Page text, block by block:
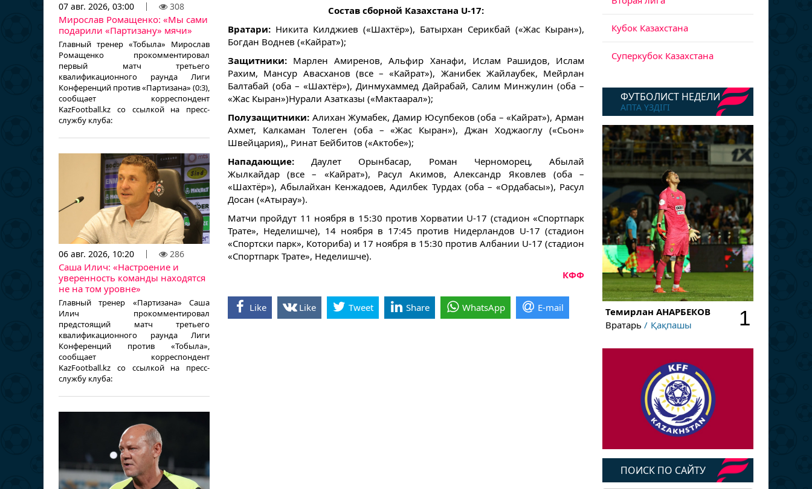
07 авг. 2026, 03:00 308
Мирослав Ромащенко: «Мы сами
подарили «Партизану» мячи»
Главный тренер «Тобыла» Мирослав
Ромащенко прокомментировал
первый матч третьего
квалификационного раунда Лиги
Конференций против «Партизана» (0:3),
сообщает корреспондент
KazFootball.kz со ссылкой на пресс-
службу клуба:
06 авг. 2026, 10:20 286
Саша Илич: «Настроение и
уверенность команды находятся
не на том уровне»
Главный тренер «Партизана» Саша
Илич прокомментировал
предстоящий матч третьего
квалификационного раунда Лиги
Конференций против «Тобыла»,
сообщает корреспондент
KazFootball.kz со ссылкой на пресс-
службу клуба:
Состав сборной Казахстана U-17:
Вратари: Никита Килджиев («Шахтёр»), Батырхан Серикбай («Жас Кыран»),
Богдан Воднев («Кайрат»);
Защитники: Марлен Амиренов, Альфир Ханафи, Ислам Рашидов, Ислам
Рахим, Мансур Авасханов (все – «Кайрат»), Жанибек Жайлаубек, Мейрлан
Балтабай (оба – «Шахтёр»), Динмухаммед Дайрабай, Салим Минжулин (оба –
«Жас Кыран»)Нурали Азатказы («Мактаарал»);
Полузащитники: Алихан Жумабек, Дамир Юсупбеков (оба – «Кайрат»), Арман
Ахмет, Калкаман Толеген (оба – «Жас Кыран»), Джан Ходжаоглу («Сьон»
Швейцария),, Ринат Бейбитов («Актобе»);
Нападающие:Даулет Орынбасар, Роман Черноморец, Абылай
Жылкайдар (все – «Кайрат»), Расул Акимов, Александр Яковлев (оба –
«Шахтёр»), Абылайхан Кенжадоев, Адилбек Турдах (оба – «Ордабасы»), Расул
Досан («Атырау»).
Матчи пройдут 11 ноября в 15:30 против Хорватии U-17 (стадион «Спортпарк
Трате», Неделишче), 14 ноября в 17:45 против Нидерландов U-17 (стадион
«Спортски парк», Коториба) и 17 ноября в 15:30 против Албании U-17 (стадион
«Спортпарк Трате», Неделишче).
КФФ
Like Like Tweet Share WhatsApp E-mail
Кубок Казахстана
Суперкубок Казахстана
ФУТБОЛИСТ НЕДЕЛИ
АПТА ҮЗДІГІ
Темирлан АНАРБЕКОВ
Вратарь
Қақпашы 1
ПОИСК ПО САЙТУ